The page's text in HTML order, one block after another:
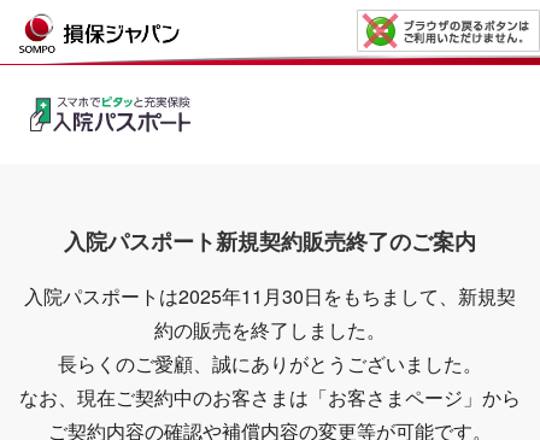
入院パスポート新規契約販売終了のご案内
入院パスポートは2025年11月30日をもちまして、新規契
約の販売を終了しました。
長らくのご愛顧、誠にありがとうございました。
なお、現在ご契約中のお客さまは「お客さまページ」から
ご契約内容の確認や補償内容の変更等が可能です。